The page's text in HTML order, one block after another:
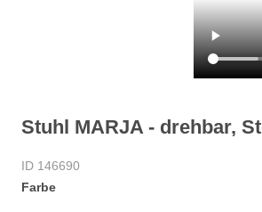
Stuhl MARJA - drehbar,
ID 146690
Farbe